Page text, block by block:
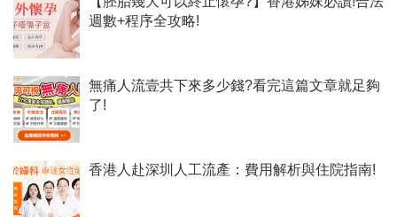
週數+程序全攻略!
無痛人流壹共下來多少錢?看完這篇文章就足夠
了!
香港人赴深圳人工流產：費用解析與住院指南!